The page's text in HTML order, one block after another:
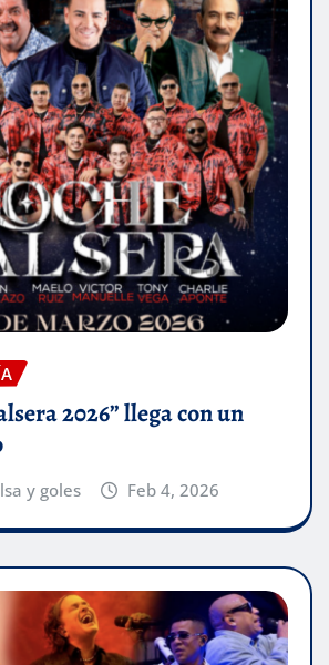
2026” llega con un
y goles Feb 4, 2026